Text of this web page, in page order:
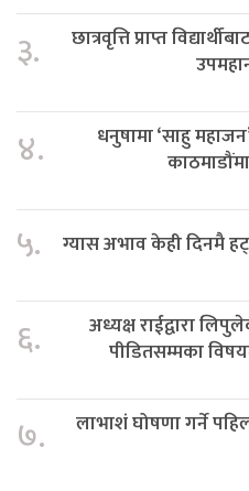
३.
छात्रवृत्ति प्राप्त
४.
धनुषामा ‘साहु
५. ग्यास अभाव केही दिनमै
६.
अध्यक्ष राईद्वारा
पीडितसम्मका
७.
लाभाशं घोषणा गर्ने